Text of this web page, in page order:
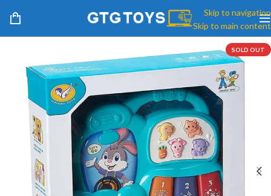
Skip to navigation
Skip to main content
SOLD OUT